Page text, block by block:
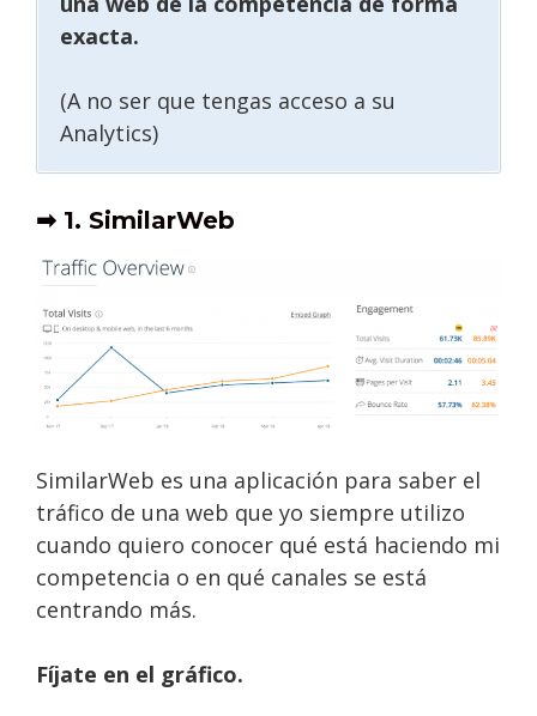
exacta.
(A no ser que tengas acceso a su
Analytics)
➡ 1. SimilarWeb
SimilarWeb es una aplicación para saber el
tráfico de una web que yo siempre utilizo
cuando quiero conocer qué está haciendo mi
competencia o en qué canales se está
centrando más.
Fíjate en el gráfico.